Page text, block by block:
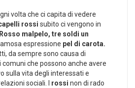
volta che ci capita di vedere
rossi subito ci vengono in
Rosso malpelo, tre soldi un
espressione pel di carota.
da sempre sono causa di
comuni che possono anche avere
sulla vita degli interessati e
sociali. I rossi non di rado